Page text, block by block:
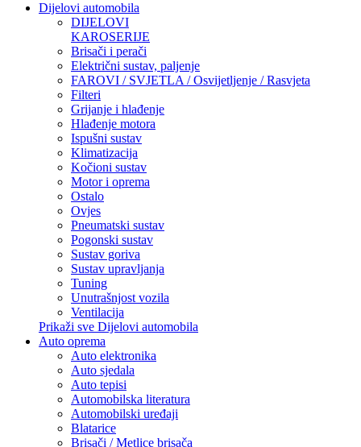
Dijelovi automobila
DIJELOVI
KAROSERIJE
Brisači i perači
Električni sustav, paljenje
FAROVI / SVJETLA / Osvijetljenje / Rasvjeta
Filteri
Grijanje i hlađenje
Hlađenje motora
Ispušni sustav
Klimatizacija
Kočioni sustav
Motor i oprema
Ostalo
Ovjes
Pneumatski sustav
Pogonski sustav
Sustav goriva
Sustav upravljanja
Tuning
Unutrašnjost vozila
Ventilacija
Prikaži sve Dijelovi automobila
Auto oprema
Auto elektronika
Auto sjedala
Auto tepisi
Automobilska literatura
Automobilski uređaji
Blatarice
Brisači / Metlice brisača